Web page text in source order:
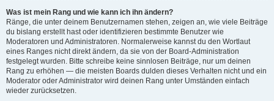
Was ist mein Rang und wie kann ich ihn ändern?
Ränge, die unter deinem Benutzernamen stehen, zeigen an, wie viele Beiträge
du bislang erstellt hast oder identifizieren bestimmte Benutzer wie
Moderatoren und Administratoren. Normalerweise kannst du den Wortlaut
eines Ranges nicht direkt ändern, da sie von der Board-Administration
festgelegt wurden. Bitte schreibe keine sinnlosen Beiträge, nur um deinen
Rang zu erhöhen — die meisten Boards dulden dieses Verhalten nicht und ein
Moderator oder Administrator wird deinen Rang unter Umständen einfach
wieder zurücksetzen.